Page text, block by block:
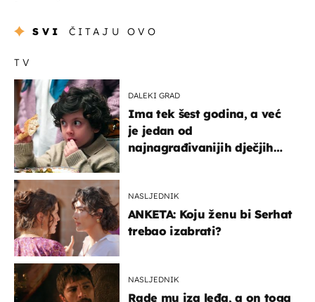
SVI ČITAJU OVO
TV
DALEKI GRAD
Ima tek šest godina, a već
je jedan od
najnagrađivanijih dječjih
NASLJEDNIK
ANKETA: Koju ženu bi Serhat
trebao izabrati?
NASLJEDNIK
Rade mu iza leđa, a on toga